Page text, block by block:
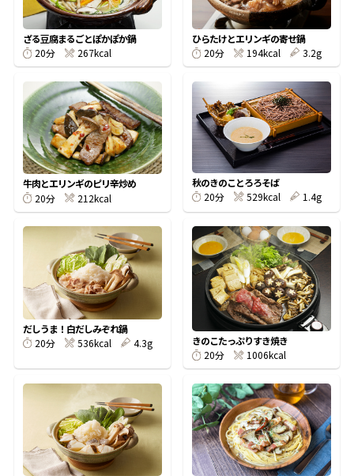
『踊り節』
だしパック
だし粉
商品情報一覧
おすすめサイト
新鮮一番
氷熟®︎
ざる豆腐まるごとぽかぽか鍋
20分
267kcal
ひらたけとエリンギの寄せ鍋
20分
194kcal 3.2g
牛肉とエリンギのピリ辛炒め
20分
212kcal
秋のきのことろろそば
20分
529kcal 1.4g
だしうま！白だしみぞれ鍋
20分
536kcal 4.3g
きのこたっぷりすき焼き
20分
1006kcal